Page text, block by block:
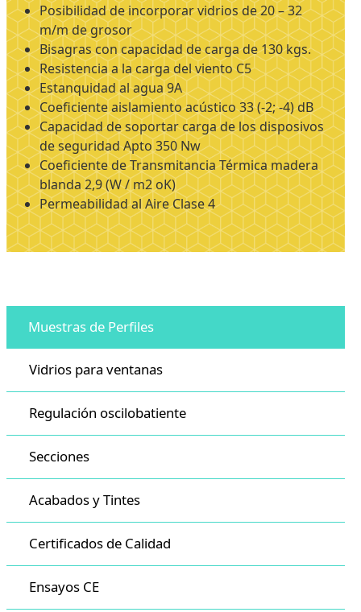
Posibilidad de incorporar vidrios de 20 – 32
m/m de grosor
Bisagras con capacidad de carga de 130 kgs.
Resistencia a la carga del viento C5
Estanquidad al agua 9A
Coeficiente aislamiento acústico 33 (-2; -4) dB
Capacidad de soportar carga de los disposivos
de seguridad Apto 350 Nw
Coeficiente de Transmitancia Térmica madera
blanda 2,9 (W / m2 oK)
Permeabilidad al Aire Clase 4
Muestras de Perfiles
Vidrios para ventanas
Regulación oscilobatiente
Secciones
Acabados y Tintes
Certificados de Calidad
Ensayos CE